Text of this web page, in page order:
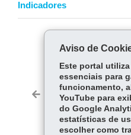
Indicadores
Voltar Início
Aviso de
Este portal
essenciais para
funcionamento,
YouTube para
do Google
estatísticas de
escolher como